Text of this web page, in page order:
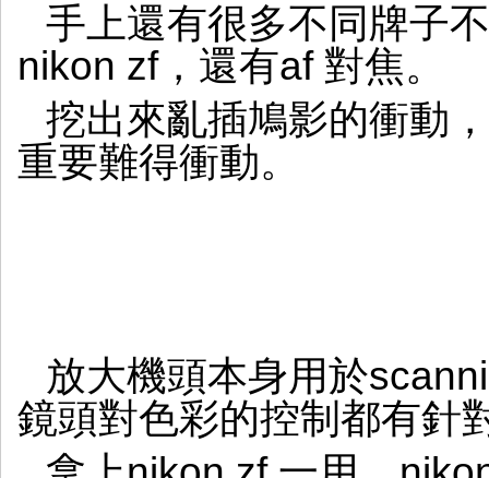
手上還有很多不同牌子
nikon zf，還有af 對焦。
挖出來亂插鳩影的衝動
重要難得衝動。
放大機頭本身用於
鏡頭對色彩的控制都有針